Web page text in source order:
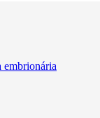
embrionária